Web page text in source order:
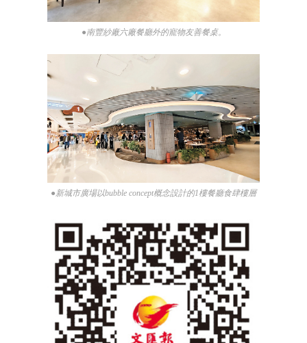
●南豐紗廠六廠餐廳外的寵物友善餐桌。
●新城市廣場以bubble concept概念設計的1樓餐廳食肆樓層